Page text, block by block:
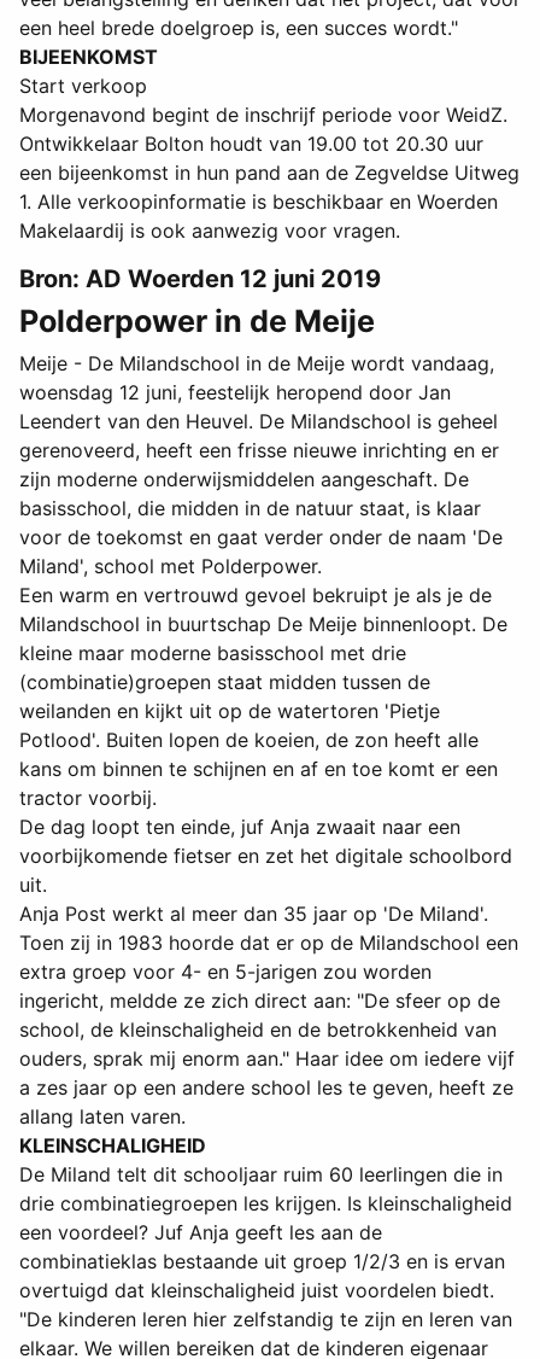
een heel brede doelgroep is, een succes wordt."
BIJEENKOMST
Start verkoop
Morgenavond begint de inschrijf periode voor WeidZ.
Ontwikkelaar Bolton houdt van 19.00 tot 20.30 uur
een bijeenkomst in hun pand aan de Zegveldse Uitweg
1. Alle verkoopinformatie is beschikbaar en Woerden
Makelaardij is ook aanwezig voor vragen.
Bron: AD Woerden 12 juni 2019
Polderpower in de Meije
Meije - De Milandschool in de Meije wordt vandaag,
woensdag 12 juni, feestelijk heropend door Jan
Leendert van den Heuvel. De Milandschool is geheel
gerenoveerd, heeft een frisse nieuwe inrichting en er
zijn moderne onderwijsmiddelen aangeschaft. De
basisschool, die midden in de natuur staat, is klaar
voor de toekomst en gaat verder onder de naam 'De
Miland', school met Polderpower.
Een warm en vertrouwd gevoel bekruipt je als je de
Milandschool in buurtschap De Meije binnenloopt. De
kleine maar moderne basisschool met drie
(combinatie)groepen staat midden tussen de
weilanden en kijkt uit op de watertoren 'Pietje
Potlood'. Buiten lopen de koeien, de zon heeft alle
kans om binnen te schijnen en af en toe komt er een
tractor voorbij.
De dag loopt ten einde, juf Anja zwaait naar een
voorbijkomende fietser en zet het digitale schoolbord
uit.
Anja Post werkt al meer dan 35 jaar op 'De Miland'.
Toen zij in 1983 hoorde dat er op de Milandschool een
extra groep voor 4- en 5-jarigen zou worden
ingericht, meldde ze zich direct aan: "De sfeer op de
school, de kleinschaligheid en de betrokkenheid van
ouders, sprak mij enorm aan." Haar idee om iedere vijf
a zes jaar op een andere school les te geven, heeft ze
allang laten varen.
KLEINSCHALIGHEID
De Miland telt dit schooljaar ruim 60 leerlingen die in
drie combinatiegroepen les krijgen. Is kleinschaligheid
een voordeel? Juf Anja geeft les aan de
combinatieklas bestaande uit groep 1/2/3 en is ervan
overtuigd dat kleinschaligheid juist voordelen biedt.
"De kinderen leren hier zelfstandig te zijn en leren van
elkaar. We willen bereiken dat de kinderen eigenaar